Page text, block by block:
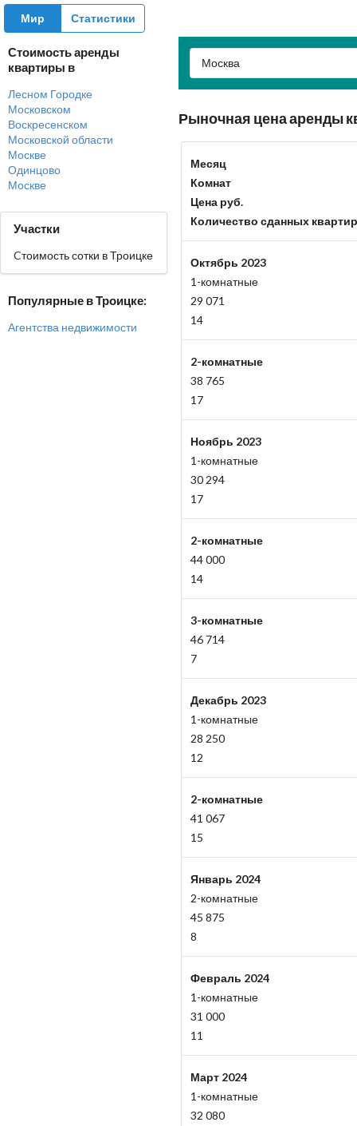
Мир Статистики
Стоимость аренды
квартиры в
Лесном Городке
Московском
Воскресенском
Московской области
Москве
Одинцово
Москве
Участки
Cтоимость сотки в Троицке
Популярные в Троицке:
Агентства недвижимости
Москва
Рыночная цена аренды
Месяц
Комнат
Цена руб.
Количество сданных квартир
Октябрь 2023
1-комнатные
29 071
14
2-комнатные
38 765
17
Ноябрь 2023
1-комнатные
30 294
17
2-комнатные
44 000
14
3-комнатные
46 714
7
Декабрь 2023
1-комнатные
28 250
12
2-комнатные
41 067
15
Январь 2024
2-комнатные
45 875
8
Февраль 2024
1-комнатные
31 000
11
Март 2024
1-комнатные
32 080